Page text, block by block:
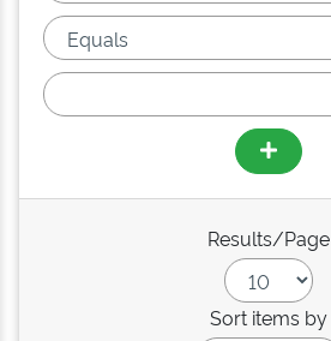
Results/Page
Sort items by